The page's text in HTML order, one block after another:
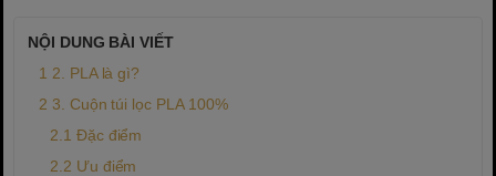
NỘI DUNG BÀI VIẾT
2. PLA là gì?
3. Cuộn túi lọc PLA 100%
Đặc điểm
Ưu điểm